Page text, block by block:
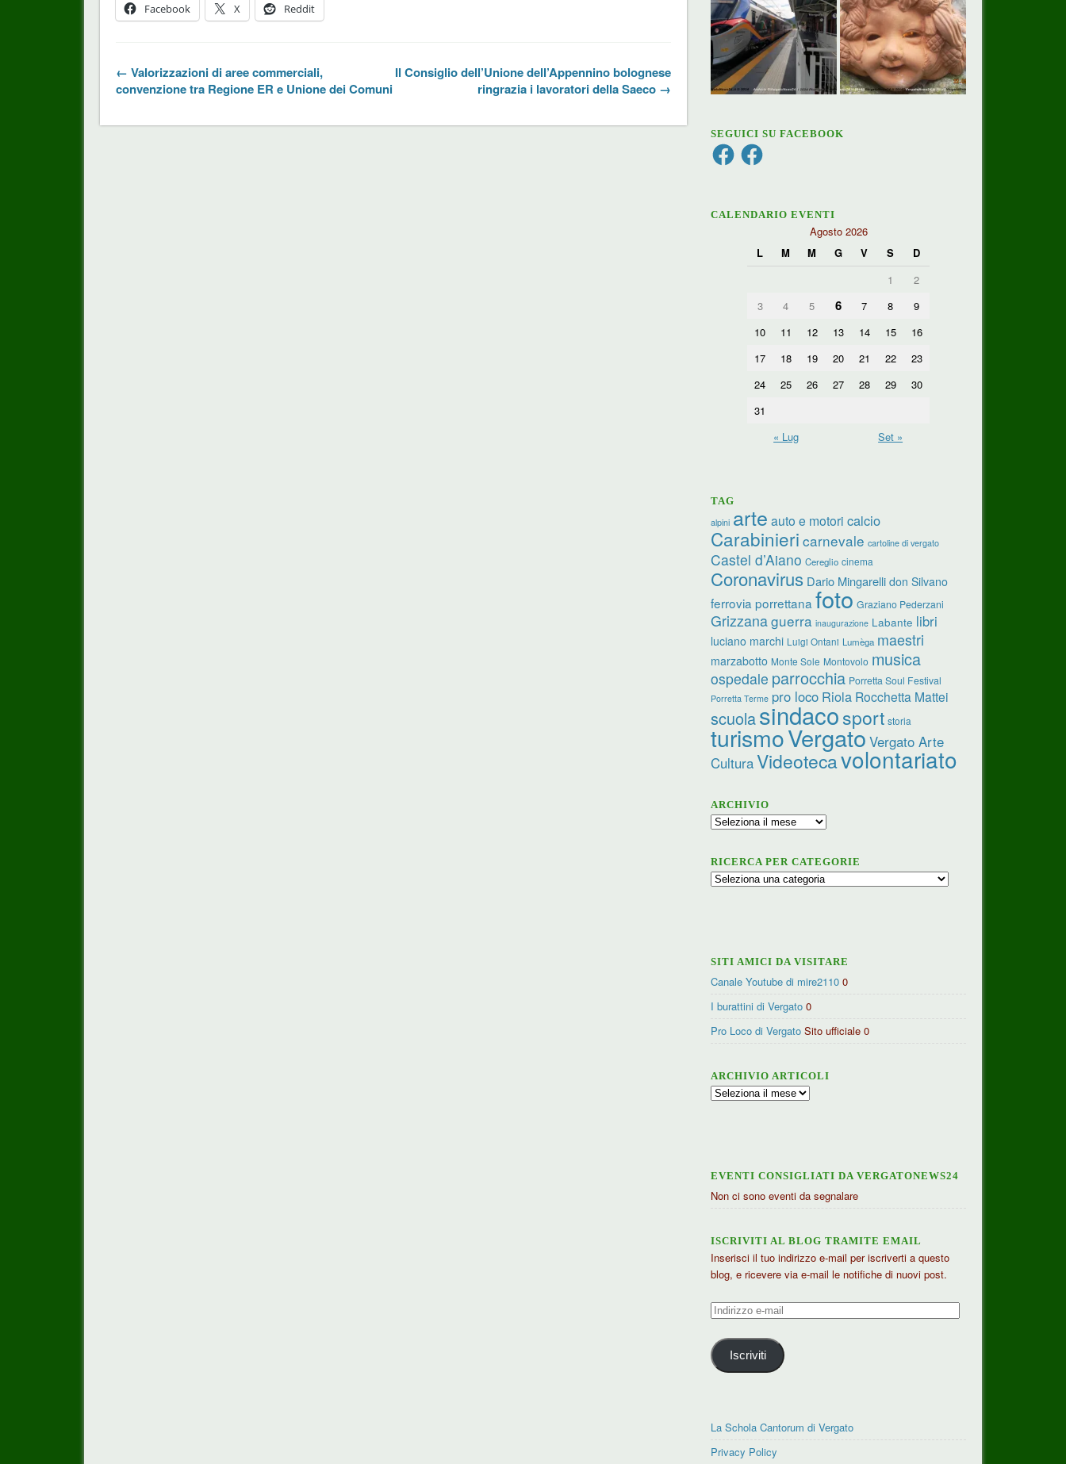
Facebook X Reddit
← Valorizzazioni di aree commerciali,
convenzione tra Regione ER e Unione dei Comuni
Il Consiglio dell’Unione dell’Appennino bolognese
ringrazia i lavoratori della Saeco →
SEGUICI SU FACEBOOK
FacebookFacebook
CALENDARIO EVENTI
Agosto 2026
L
M M G V S
D
1
2
3
4 5 6 7 8
9
10
11 12 13 14 15
16
17
18 19 20 21 22
23
24
25 26 27 28 29
30
31
« Lug
Set »
TAG
alpini arte auto e motori calcio
Carabinieri carnevale cartoline di vergato
Castel d’Aiano Cereglio cinema
Coronavirus Dario Mingarelli don Silvano
ferrovia porrettana foto Graziano Pederzani
Grizzanaguerra inaugurazione Labante libri
luciano marchi Luigi Ontani Lumèga maestri
marzabotto Monte Sole Montovolo musica
ospedale parrocchia Porretta Soul Festival
Porretta Terme pro loco Riola Rocchetta Mattei
scuolasindacosport storia
turismoVergato Vergato Arte
CulturaVideotecavolontariato
ARCHIVIO
Archivio
RICERCA PER CATEGORIE
Ricerca
SITI AMICI DA VISITARE
Canale Youtube di mire2110 0
I burattini di Vergato 0
Pro Loco di Vergato Sito ufficiale 0
ARCHIVIO ARTICOLI
Archivio
EVENTI CONSIGLIATI DA VERGATONEWS24
Non ci sono eventi da segnalare
ISCRIVITI AL BLOG TRAMITE EMAIL
Inserisci il tuo indirizzo e-mail per iscriverti a questo
blog, e ricevere via e-mail le notifiche di nuovi post.
Indirizzo
mail
Iscriviti
La Schola Cantorum di Vergato
Privacy Policy